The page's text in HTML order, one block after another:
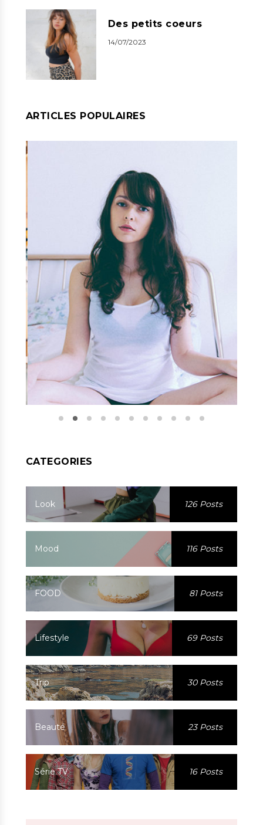
Des petits coeurs
14/07/2023
ARTICLES POPULAIRES
CATEGORIES
Look 126 Posts
Mood 116 Posts
FOOD 81 Posts
Lifestyle 69 Posts
Trip 30 Posts
Beauté 23 Posts
Série TV 16 Posts